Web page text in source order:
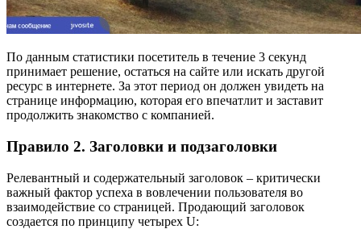
По данным статистики посетитель в течение 3 секунд
принимает решение, остаться на сайте или искать другой
ресурс в интернете. За этот период он должен увидеть на
странице информацию, которая его впечатлит и заставит
продолжить знакомство с компанией.
Правило 2. Заголовки и подзаголовки
Релевантный и содержательный заголовок – критически
важный фактор успеха в вовлечении пользователя во
взаимодействие со страницей. Продающий заголовок
создается по принципу четырех U: